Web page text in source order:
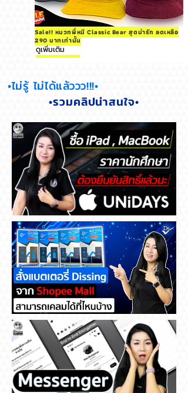
Sale!! หมวกพี่หมี Classic Bear สุดน่ารัก ลดเหลือ
290 บาทเท่านั้น
ดูเพิ่มเติม
•ไม่รู้ ไม่ได้แล้ววว!!!•
•รวมคลิปน่าสนใจ•
ซื้อ iPad , MacBook ราคา
นักศึกษา ต้องยืนยันสิทธิ์แล้วนะ
สั่งแบตเตอรี่ Dissing จาก
Shopee Mall สามารถเคลมได้ที่
ไหนบ้าง